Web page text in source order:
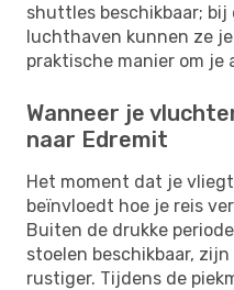
shuttles beschikbaar;
luchthaven kunnen ze
praktische manier om je
Wanneer je
naar Edremit
Het moment dat je
beïnvloedt hoe je reis
Buiten de drukke
stoelen beschikbaar,
rustiger. Tijdens de